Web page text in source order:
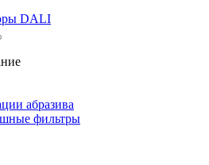
DALI
абразива
фильтры